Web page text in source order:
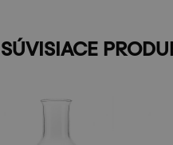
SÚVISIACE